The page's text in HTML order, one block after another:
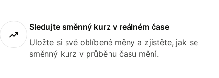
Sledujte směnný kurz v reálném čase
Uložte si své oblíbené měny a zjistěte, jak se
směnný kurz v průběhu času mění.